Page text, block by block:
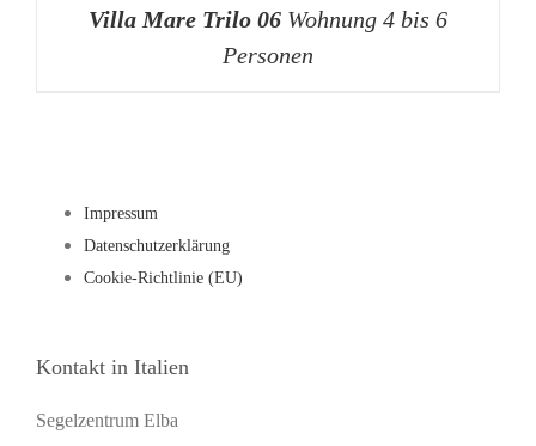
Villa Mare Trilo 06 Wohnung 4 bis 6
Personen
Impressum
Datenschutzerklärung
Cookie-Richtlinie (EU)
Kontakt in Italien
Segelzentrum Elba